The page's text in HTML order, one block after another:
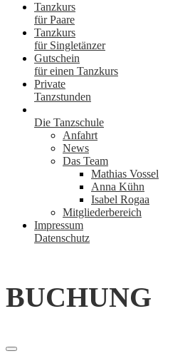
Tanzkurs
für Paare
Tanzkurs
für Singletänzer
Gutschein
für einen Tanzkurs
Private
Tanzstunden
Die Tanzschule
Anfahrt
News
Das Team
Mathias Vossel
Anna Kühn
Isabel Rogaa
Mitgliederbereich
Impressum
Datenschutz
BUCHUNG